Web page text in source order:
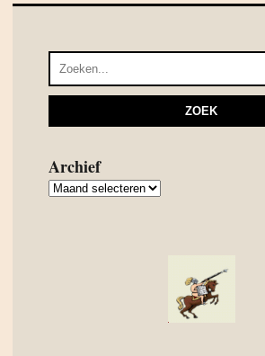
Archief
Archief